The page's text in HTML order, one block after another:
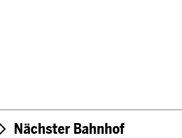
Nächster Bahnhof